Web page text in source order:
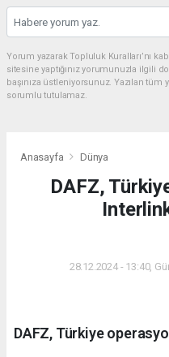
Yorum yazarak Topluluk Kuralları’nı
sitesine yaptığınız yorumunuzla ilgili
başınıza üstleniyorsunuz. Yazılan
sorumlu tutulamaz.
Anasayfa Dünya
DAFZ,
28.12.2024 - 13:40,
DAFZ, Türkiye